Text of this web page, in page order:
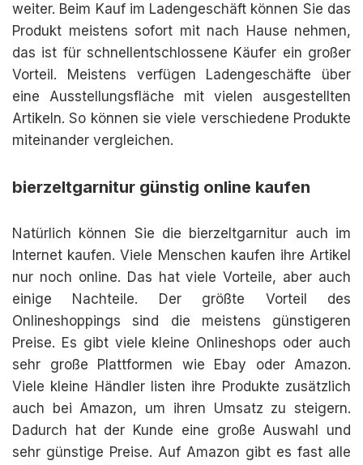
weiter. Beim Kauf im Ladengeschäft können Sie das
Produkt meistens sofort mit nach Hause nehmen,
das ist für schnellentschlossene Käufer ein großer
Vorteil. Meistens verfügen Ladengeschäfte über
eine Ausstellungsfläche mit vielen ausgestellten
Artikeln. So können sie viele verschiedene Produkte
miteinander vergleichen.
bierzeltgarnitur günstig online kaufen
Natürlich können Sie die bierzeltgarnitur auch im
Internet kaufen. Viele Menschen kaufen ihre Artikel
nur noch online. Das hat viele Vorteile, aber auch
einige Nachteile. Der größte Vorteil des
Onlineshoppings sind die meistens günstigeren
Preise. Es gibt viele kleine Onlineshops oder auch
sehr große Plattformen wie Ebay oder Amazon.
Viele kleine Händler listen ihre Produkte zusätzlich
auch bei Amazon, um ihren Umsatz zu steigern.
Dadurch hat der Kunde eine große Auswahl und
sehr günstige Preise. Auf Amazon gibt es fast alle